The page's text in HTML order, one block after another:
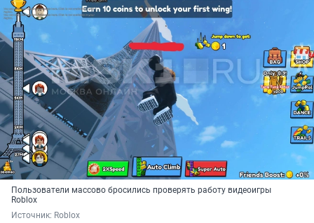
Пользователи массово бросились проверять работу видеоигры
Roblox
Источник: Roblox